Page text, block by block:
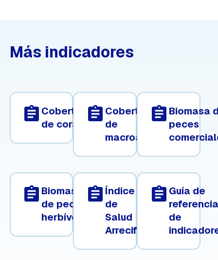
Más indicadores
assignment Cobertura
de coral
assignment Cobertura
de
macroalgas
assignment Biomasa
peces
assignment Biomasa
de peces
herbívoros
assignment Índice
de
Salud
Arrecifal
assignment Guía de
referencia
de